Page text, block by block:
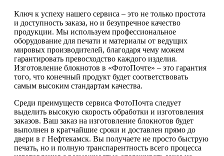
Ключ к успеху нашего сервиса – это не только простота
и доступность заказа, но и безупречное качество
продукции. Мы используем профессиональное
оборудование для печати и материалы от ведущих
мировых производителей, благодаря чему можем
гарантировать превосходство каждого изделия.
Изготовление блокнотов в «ФотоПочте» – это гарантия
того, что конечный продукт будет соответствовать
самым высоким стандартам качества.
Среди преимуществ сервиса ФотоПочта следует
выделить высокую скорость обработки и изготовления
заказов. Ваш заказ на изготовление блокнотов будет
выполнен в кратчайшие сроки и доставлен прямо до
двери в г Нефтекамск. Вы получаете не просто быструю
печать, но и полную транспарентность всего процесса